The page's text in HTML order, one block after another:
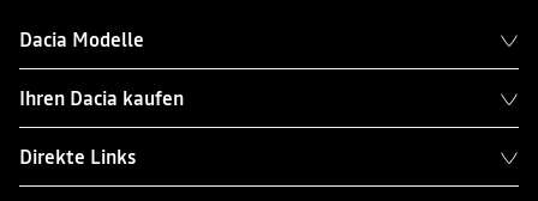
Dacia Modelle
Ihren Dacia kaufen
Direkte Links